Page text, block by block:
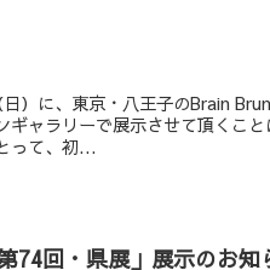
）に、東京・八王子のBrain
ギャラリーで展示させて頂くこ
って、初...
74回・県展」展示のお知